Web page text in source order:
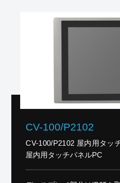
CV-100/P2102
CV-100/P2102 屋内用タッ
屋内用タッチパネルPC